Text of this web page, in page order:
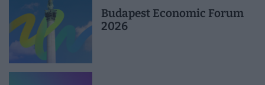
Budapest Economic Forum
2026